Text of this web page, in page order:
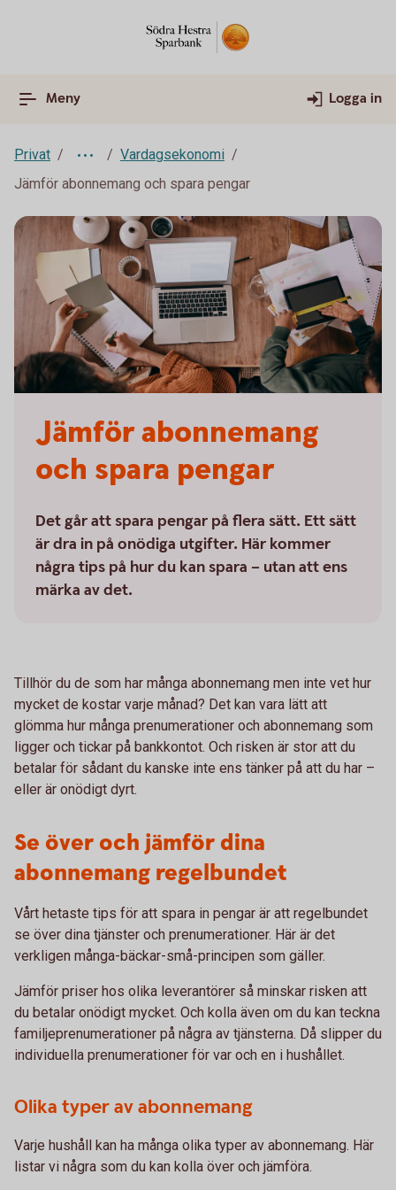
Meny Logga in
Privat
Vardagsekonomi
Jämför abonnemang och spara pengar
Jämför abonne­mang
och spara pengar
Det går att spara pengar på flera sätt. Ett sätt
är dra in på onödiga utgifter. Här kommer
några tips på hur du kan spara – utan att ens
märka av det.
Tillhör du de som har många abonnemang men inte vet hur
mycket de kostar varje månad? Det kan vara lätt att
glömma hur många prenumerationer och abonnemang som
ligger och tickar på bankkontot. Och risken är stor att du
betalar för sådant du kanske inte ens tänker på att du har –
eller är onödigt dyrt.
Se över och jämför dina
abonnemang regelbundet
Vårt hetaste tips för att spara in pengar är att regelbundet
se över dina tjänster och prenumerationer. Här är det
verkligen många-bäckar-små-principen som gäller.
Jämför priser hos olika leverantörer så minskar risken att
du betalar onödigt mycket. Och kolla även om du kan teckna
familjeprenumerationer på några av tjänsterna. Då slipper du
individuella prenumerationer för var och en i hushållet.
Olika typer av abonnemang
Varje hushåll kan ha många olika typer av abonnemang. Här
listar vi några som du kan kolla över och jämföra.